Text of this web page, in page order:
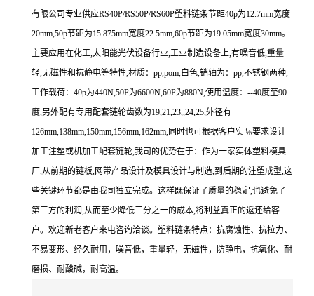
有限公司专业供应RS40P/RS50P/RS60P塑料链条节距40p为12.7mm宽度
20mm,50p节距为15.875mm宽度22.5mm,60p节距为19.05mm宽度30mm。
主要应用在化工,太阳能光伏设备行业,工业制造设备上,有噪音低,重量
轻,无磁性和抗静电等特性,材质：pp,pom,白色,销轴为：pp,不锈钢两种,
工作载荷：40p为440N,50P为6600N,60P为880N,使用温度：--40度至90
度,另外配有专用配套链轮齿数为19,21,23,,24,25,外径有
126mm,138mm,150mm,156mm,162mm,同时也可根据客户实际要求设计
加工注塑或机加工配套链轮,我司的优势在于：作为一家实体塑料模具
厂,从前期的链板,网带产品设计及模具设计与制造,到后期的注塑成型,这
些关键环节都是由我司独立完成。这样既保证了质量的稳定,也避免了
第三方的利润,从而至少降低三分之一的成本,将利益真正的返还给客
户。欢迎新老客户来电咨询洽谈。塑料链条特点：抗腐蚀性、抗拉力、
不易变形、经久耐用，噪音低，重量轻，无磁性，防静电，抗氧化、耐
磨损、耐酸碱，耐高温。